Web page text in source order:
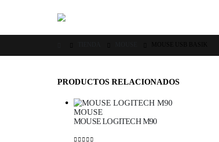
PRODUCTOS RELACIONADOS
MOUSE
MOUSE LOGITECH M90